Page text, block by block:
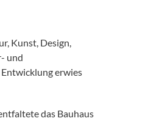
Kunst, Design,
und
erwies
das Bauhaus